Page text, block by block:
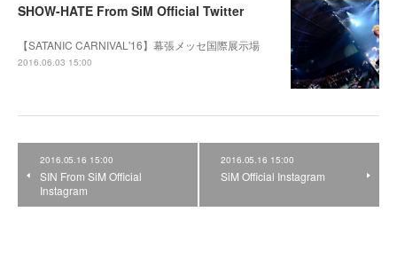
SHOW-HATE From SiM Official Twitter
【SATANIC CARNIVAL'16】幕張メッセ国際展示場
2016.06.03 15:00
2016.05.16 15:00
SIN From SiM Official
Instagram
2016.05.16 15:00
SiM Official Instagram